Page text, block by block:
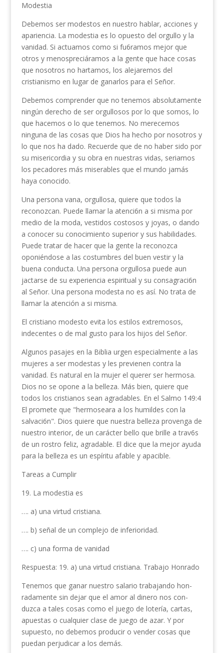
Modestia
Debemos ser modestos en nuestro hablar, acciones y
apariencia. La modestia es lo opuesto del orgullo y la
vanidad. Si actuamos como si fu6ramos mejor que
otros y menospreciáramos a la gente que hace cosas
que nosotros no hartamos, los alejaremos del
cristianismo en lugar de ganarlos para el Señor.
Debemos comprender que no tenemos absoluta­mente
ningún derecho de ser orgullosos por lo que somos, lo
que hacemos o lo que tenemos. No merece­mos
ninguna de las cosas que Dios ha hecho por nosotros y
lo que nos ha dado. Recuerde que de no haber sido por
su misericordia y su obra en nuestras vidas, seriamos
los pecadores más miserables que el mundo jamás
haya conocido.
Una persona vana, orgullosa, quiere que todos la
reconozcan. Puede llamar la atenci6n a si misma por
medio de la moda, vestidos costosos y joyas, o dando
a conocer su conocimiento superior y sus habilidades.
Puede tratar de hacer que la gente la reconozca
oponiéndose a las costumbres del buen vestir y la
buena conducta. Una persona orgullosa puede aun
jactarse de su experiencia espiritual y su consagraci6n
al Señor. Una persona modesta no es así. No trata de
llamar la atención a si misma.
El cristiano modesto evita los estilos extremosos,
indecentes o de mal gusto para los hijos del Señor.
Algunos pasajes en la Biblia urgen especialmente a las
mujeres a ser modestas y les previenen contra la
vanidad. Es natural en la mujer el querer ser hermosa.
Dios no se opone a la belleza. Más bien, quiere que
todos los cristianos sean agradables. En el Salmo 149:4
El promete que "hermoseara a los humildes con la
salvaci6n". Dios quiere que nuestra belleza provenga de
nuestro interior, de un carácter bello que brille a trav6s
de un rostro feliz, agradable. El dice que la mejor ayuda
para la belleza es un espíritu afable y apacible.
Tareas a Cumplir
19. La modestia es
…. a) una virtud cristiana.
…. b) señal de un complejo de infe­rioridad.
…. c) una forma de vanidad
Respuesta: 19. a) una virtud cristiana. Trabajo Honrado
Tenemos que ganar nuestro salario trabajando hon­
radamente sin dejar que el amor al dinero nos con­
duzca a tales cosas como el juego de lotería, cartas,
apuestas o cualquier clase de juego de azar. Y por
supuesto, no debemos producir o vender cosas que
puedan perjudicar a los demás.